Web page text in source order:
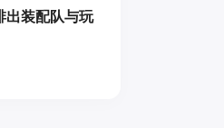
出装配队与玩